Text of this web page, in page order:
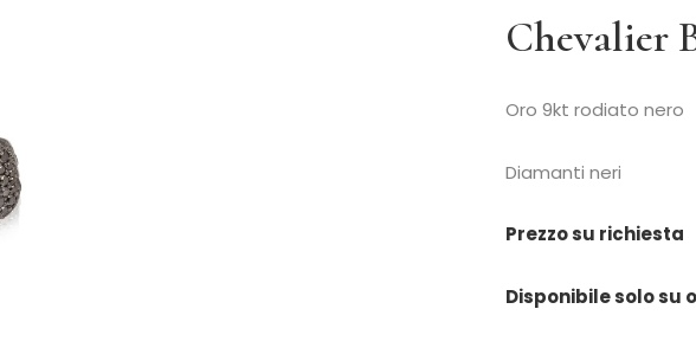
Chevalier
Oro 9kt rodiato nero
Diamanti neri
Prezzo su richiesta
Disponibile solo su